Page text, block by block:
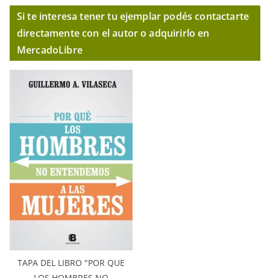
Si te interesa tener tu ejemplar podés contactarte
directamente con el autor o adquirirlo en
MercadoLibre
TAPA DEL LIBRO "POR QUE